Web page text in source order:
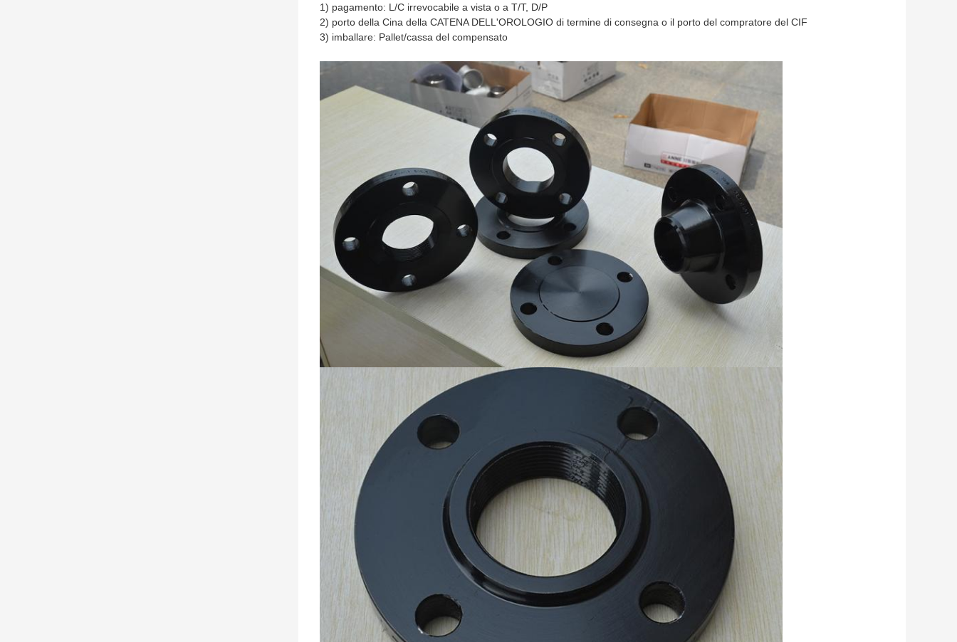
1) pagamento: L/C irrevocabile a vista o a T/T, D/P
2) porto della Cina della CATENA DELL'OROLOGIO di termine di consegna o il porto del compratore del CIF
3) imballare: Pallet/cassa del compensato